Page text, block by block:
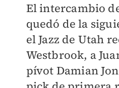
El intercambio
quedó de la
el Jazz de Utah
Westbrook, a
pívot Damian